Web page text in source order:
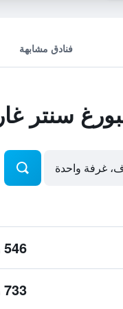
فنادق مشابهة
سنتر غار
546 ﷼
733 ﷼